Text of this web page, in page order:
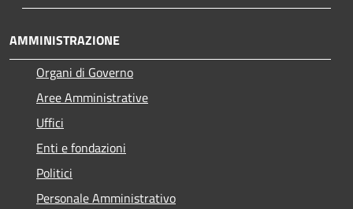
AMMINISTRAZIONE
Organi di Governo
Aree Amministrative
Uffici
Enti e fondazioni
Politici
Personale Amministrativo